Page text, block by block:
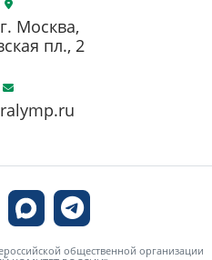
Москва,
пл., 2
общественной организации